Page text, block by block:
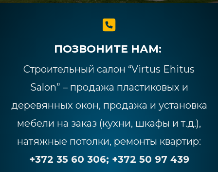
ПОЗВОНИТЕ НАМ:
Строительный салон “Virtus Ehitus
Salon” – продажа пластиковых и
деревянных окон, продажа и установка
мебели на заказ (кухни, шкафы и т.д.),
натяжные потолки, ремонты квартир:
+372 35 60 306; +372 50 97 439